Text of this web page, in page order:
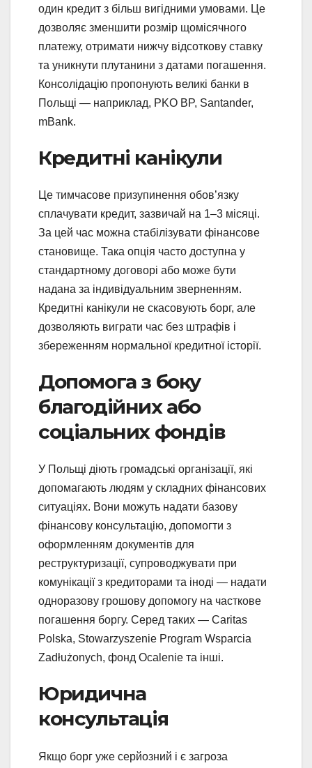
один кредит з більш вигідними умовами. Це
дозволяє зменшити розмір щомісячного
платежу, отримати нижчу відсоткову ставку
та уникнути плутанини з датами погашення.
Консолідацію пропонують великі банки в
Польщі — наприклад, PKO BP, Santander,
mBank.
Кредитні канікули
Це тимчасове призупинення обов’язку
сплачувати кредит, зазвичай на 1–3 місяці.
За цей час можна стабілізувати фінансове
становище. Така опція часто доступна у
стандартному договорі або може бути
надана за індивідуальним зверненням.
Кредитні канікули не скасовують борг, але
дозволяють виграти час без штрафів і
збереженням нормальної кредитної історії.
Допомога з боку
благодійних або
соціальних фондів
У Польщі діють громадські організації, які
допомагають людям у складних фінансових
ситуаціях. Вони можуть надати базову
фінансову консультацію, допомогти з
оформленням документів для
реструктуризації, супроводжувати при
комунікації з кредиторами та іноді — надати
одноразову грошову допомогу на часткове
погашення боргу. Серед таких — Caritas
Polska, Stowarzyszenie Program Wsparcia
Zadłużonych, фонд Ocalenie та інші.
Юридична
консультація
Якщо борг уже серйозний і є загроза